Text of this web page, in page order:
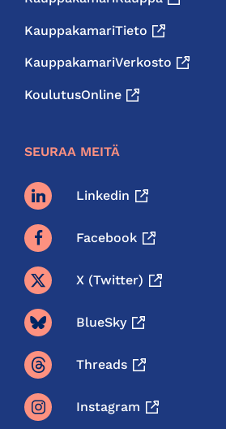
KauppakamariTieto
KauppakamariVerkosto
KoulutusOnline
SEURAA MEITÄ
Linkedin
Facebook
X (twitter)
BlueSky
Threads
Instagram